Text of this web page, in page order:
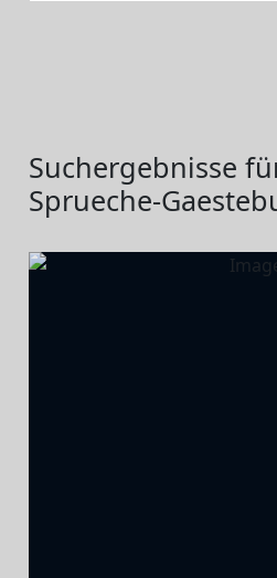
Suchergebnisse
Sprueche-